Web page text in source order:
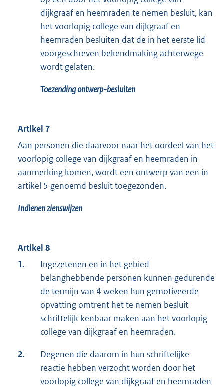
dijkgraaf en heemraden te nemen besluit, kan
het voorlopig college van dijkgraaf en
heemraden besluiten dat de in het eerste lid
voorgeschreven bekendmaking achterwege
wordt gelaten.
Toezending ontwerp-besluiten
Artikel 7
Aan personen die daarvoor naar het oordeel van het
voorlopig college van dijkgraaf en heemraden in
aanmerking komen, wordt een ontwerp van een in
artikel 5 genoemd besluit toegezonden.
Indienen zienswijzen
Artikel 8
1.
Ingezetenen en in het gebied
belanghebbende personen kunnen gedurende
de termijn van 4 weken hun gemotiveerde
opvatting omtrent het te nemen besluit
schriftelijk kenbaar maken aan het voorlopig
college van dijkgraaf en heemraden.
2.
Degenen die daarom in hun schriftelijke
reactie hebben verzocht worden door het
voorlopig college van dijkgraaf en heemraden